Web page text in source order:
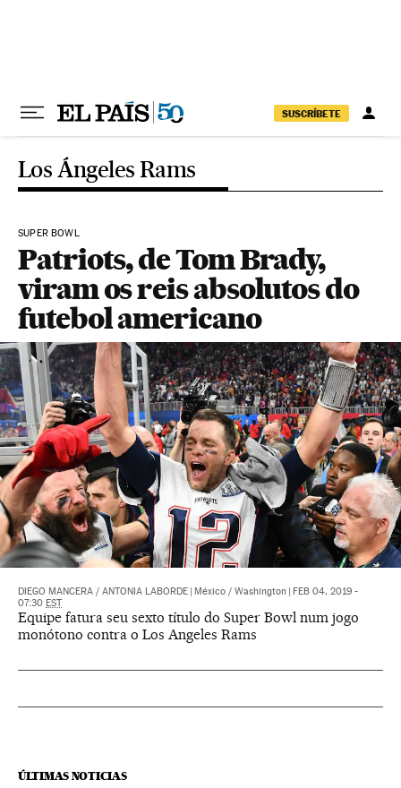
SUSCRÍBETE
Los Ángeles Rams
SUPER BOWL
Patriots, de Tom Brady,
viram os reis absolutos do
futebol americano
DIEGO MANCERA / ANTONIA LABORDE México / Washington
FEB 04, 2019 -
07:30 EST
Equipe fatura seu sexto título do Super Bowl num jogo
monótono contra o Los Angeles Rams
ÚLTIMAS NOTICIAS